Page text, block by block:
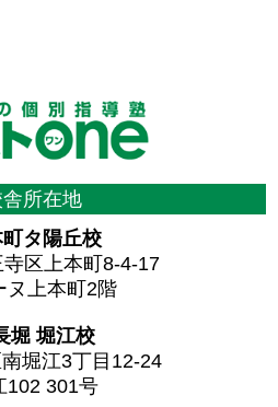
所在地
タ陽丘校
区上本町8-4-17
ヌ上本町2階
堀 堀江校
堀江3丁目12-24
102 301号